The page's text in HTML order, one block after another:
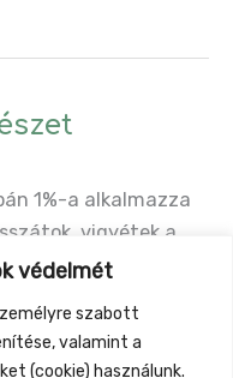
védelmét
szabott
valamint a
(cookie) használunk.
1%-a alkalmazza
vigyétek a
technikákat